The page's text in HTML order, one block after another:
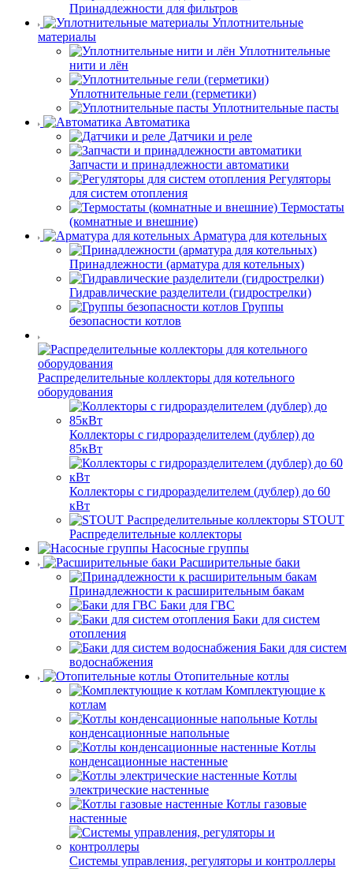
Принадлежности для фильтров
Уплотнительные
материалы
Уплотнительные
нити и лён
Уплотнительные гели (герметики)
Уплотнительные пасты
Автоматика
Датчики и реле
Запчасти и принадлежности автоматики
Регуляторы
для систем отопления
Термостаты
(комнатные и внешние)
Арматура для котельных
Принадлежности (арматура для котельных)
Гидравлические разделители (гидрострелки)
Группы
безопасности котлов
Распределительные коллекторы для котельного
оборудования
Коллекторы с гидроразделителем (дублер) до
85кВт
Коллекторы с гидроразделителем (дублер) до 60
кВт
STOUT
Распределительные коллекторы
Насосные группы
Расширительные баки
Принадлежности к расширительным бакам
Баки для ГВС
Баки для систем
отопления
Баки для систем
водоснабжения
Отопительные котлы
Комплектующие к
котлам
Котлы
конденсационные напольные
Котлы
конденсационные настенные
Котлы
электрические настенные
Котлы газовые
настенные
Системы управления, регуляторы и контроллеры